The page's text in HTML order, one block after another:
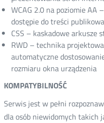
WCAG 2.0 na poziomie AA
dostępie do treści
CSS – kaskadowe arkusze
RWD – technika
automatyczne
rozmiaru okna urządzenia
KOMPATYBILNOŚĆ
Serwis jest w pełni
dla osób niewidomych takich